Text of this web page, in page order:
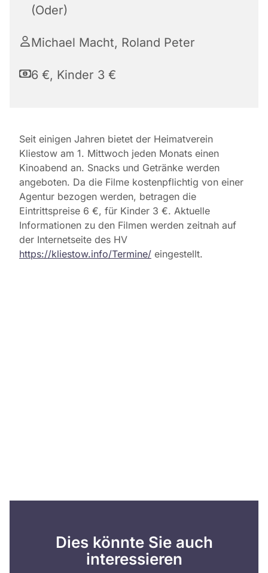
(Oder)
Michael Macht, Roland Peter
6 €, Kinder 3 €
Seit einigen Jahren bietet der Heimatverein
Kliestow am 1. Mittwoch jeden Monats einen
Kinoabend an. Snacks und Getränke werden
angeboten. Da die Filme kostenpflichtig von einer
Agentur bezogen werden, betragen die
Eintrittspreise 6 €, für Kinder 3 €. Aktuelle
Informationen zu den Filmen werden zeitnah auf
der Internetseite des HV
https://kliestow.info/Termine/ eingestellt.
Dies könnte Sie auch
interessieren